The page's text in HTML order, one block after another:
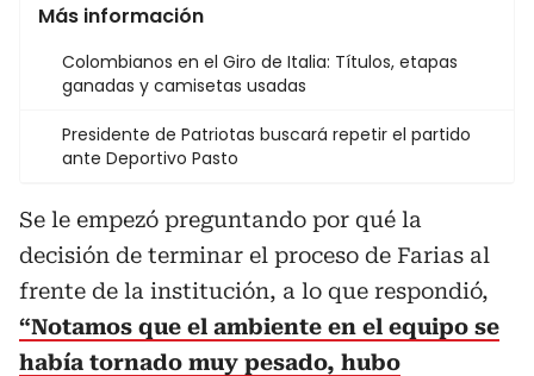
Más información
Colombianos en el Giro de Italia: Títulos, etapas
ganadas y camisetas usadas
Presidente de Patriotas buscará repetir el partido
ante Deportivo Pasto
Se le empezó preguntando por qué la
decisión de terminar el proceso de Farias al
frente de la institución, a lo que respondió,
“Notamos que el ambiente en el equipo se
había tornado muy pesado, hubo